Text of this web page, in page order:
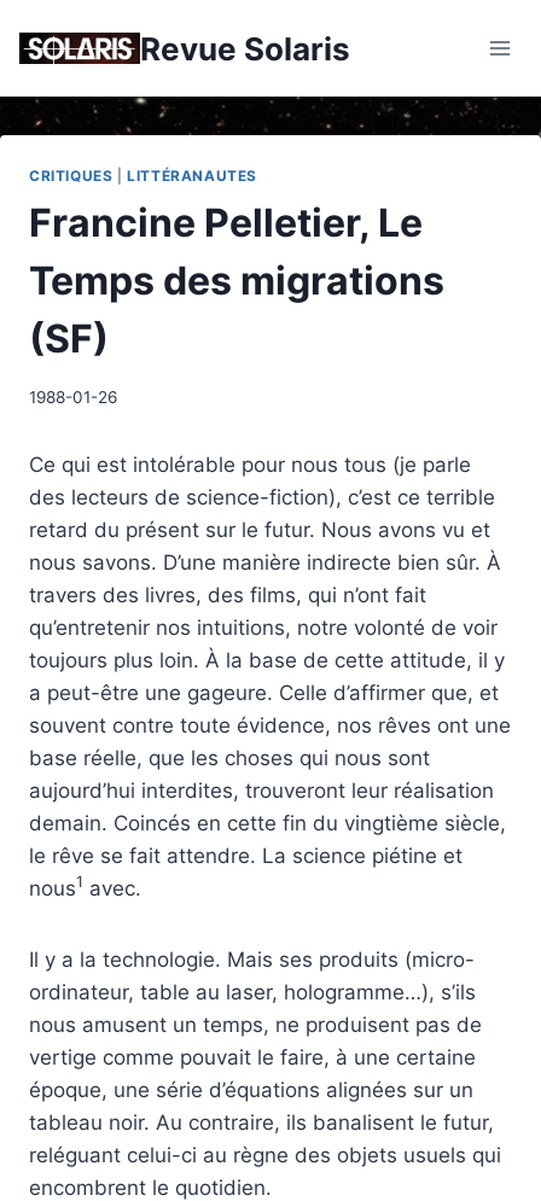
Revue Solaris
CRITIQUES |LITTÉRANAUTES
Francine Pelletier, Le
Temps des migrations
(SF)
1988-01-26
Ce qui est intolérable pour nous tous (je parle
des lecteurs de science-fiction), c’est ce terrible
retard du présent sur le futur. Nous avons vu et
nous savons. D’une manière indirecte bien sûr. À
travers des livres, des films, qui n’ont fait
qu’entretenir nos intuitions, notre volonté de voir
toujours plus loin. À la base de cette attitude, il y
a peut-être une gageure. Celle d’affirmer que, et
souvent contre toute évidence, nos rêves ont une
base réelle, que les choses qui nous sont
aujourd’hui interdites, trouveront leur réalisation
demain. Coincés en cette fin du vingtième siècle,
le rêve se fait attendre. La science piétine et
nous1 avec.
Il y a la technologie. Mais ses produits (micro-
ordinateur, table au laser, hologramme…), s’ils
nous amusent un temps, ne produisent pas de
vertige comme pouvait le faire, à une certaine
époque, une série d’équations alignées sur un
tableau noir. Au contraire, ils banalisent le futur,
reléguant celui-ci au règne des objets usuels qui
encombrent le quotidien.